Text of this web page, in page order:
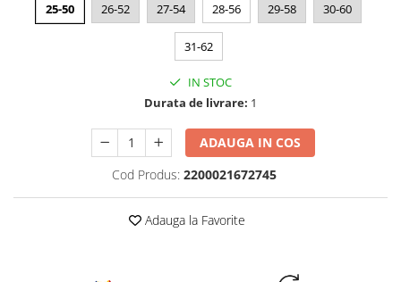
25-50 26-52 27-54 28-56 29-58 30-60
31-62
IN STOC
Durata de livrare: 1
ADAUGA IN COS
Cod Produs: 2200021672745
Adauga la Favorite